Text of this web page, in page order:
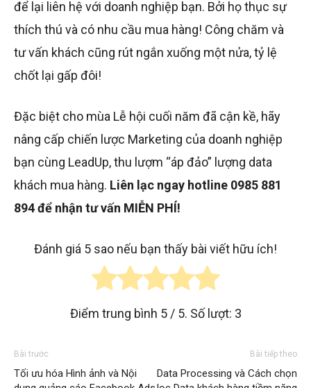
để lại liên hệ với doanh nghiệp bạn. Bởi họ thục sự
thích thú và có nhu cầu mua hàng! Công chăm và
tư vấn khách cũng rút ngắn xuống một nửa, tỷ lệ
chốt lại gấp đôi!
Đặc biệt cho mùa Lễ hội cuối năm đã cận kề, hãy
nâng cấp chiến lược Marketing của doanh nghiệp
bạn cùng LeadUp, thu lượm “áp đảo” lượng data
khách mua hàng. Liên lạc ngay hotline 0985 881
894 để nhận tư vấn MIỄN PHÍ!
Đánh giá 5 sao nếu bạn thấy bài viết hữu ích!
Điểm trung bình 5/ 5. Số lượt: 3
Bài trước
Tối ưu hóa Hình ảnh và Nội
Bài tiếp theo
Data Processing và Cách chọn